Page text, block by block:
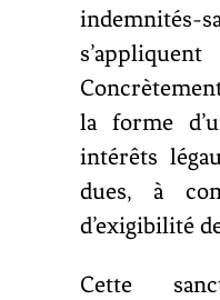
indemnités-
la forme
intérêts
dues, à
d’exigibilité
Cette